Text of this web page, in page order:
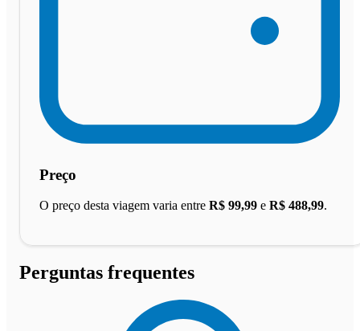
Preço
O preço desta viagem varia entre R$ 99,99 e R$ 488,99.
Perguntas frequentes